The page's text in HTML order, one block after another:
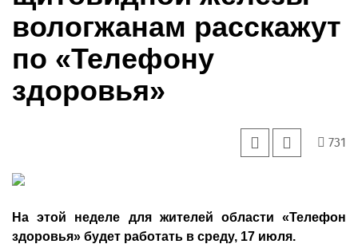
вологжанам расскажут
по «Телефону
здоровья»
731
На этой неделе для жителей области «Телефон
здоровья» будет работать в среду, 17 июля.